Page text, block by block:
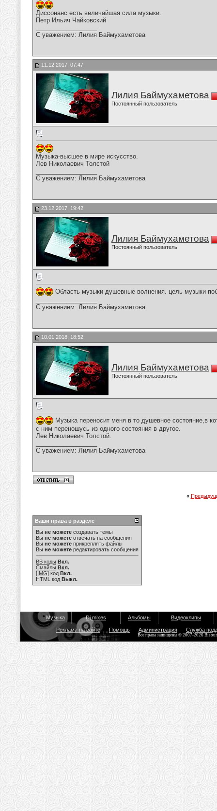
Диссонанс есть величайшая сила музыки.
Петр Ильич Чайковский
С уважением: Лилия Баймухаметова
11.12.2017, 07:47
Лилия Баймухаметова
Постоянный пользователь
Музыка-высшее в мире искусство.
Лев Николаевич Толстой
С уважением: Лилия Баймухаметова
23.12.2017, 19:42
Лилия Баймухаметова
Постоянный пользователь
Область музыки-душевные волнения. цель музыки-
С уважением: Лилия Баймухаметова
10.01.2018, 18:52
Лилия Баймухаметова
Постоянный пользователь
Музыка переносит меня в то душевное состояние,в
с ним переношусь из одного состояния в другое.
Лев Николаевич Толстой.
С уважением: Лилия Баймухаметова
«
Ваши права в разделе
Вы не можете создавать темы
Вы не можете отвечать на сообщения
Вы не можете прикреплять файлы
Вы не можете редактировать сообщения
BB коды Вкл.
Смайлы Вкл.
[IMG] код Вкл.
HTML код Выкл.
Музыка Dj mixes Альбомы Видеоклипы
Реклама на сайте Помощь Администрация Служба
Все права защищены © 2007-2026